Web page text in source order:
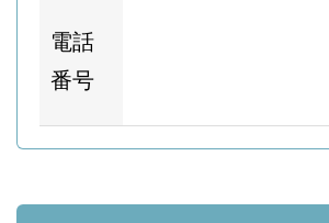
電話
番号